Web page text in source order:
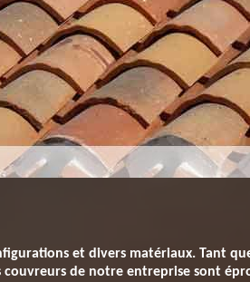
et divers matériaux. Tant
couvreurs de notre entreprise sont